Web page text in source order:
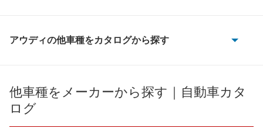
e-トロン S
Q3 スポーツバック
アウディの他車種をカタログから探す
100 アバント
200
他車種をメーカーから探す｜自動車カタ
ログ